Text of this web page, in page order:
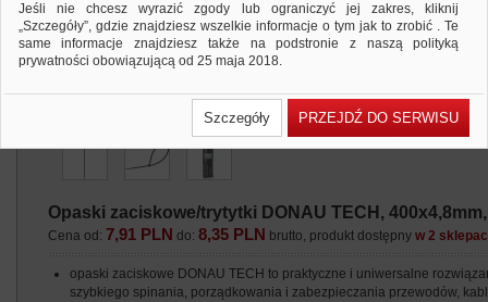
Opaski zaciskowe/trytytki DONAU TECH,
Cena od: 7,91 PLN do:8,35 PLN brutto, produkt dostępnyw 2
opaski zaciskowe DONAU TECH to praktyczne i uniwersalne
szybkiego spinania, porządkowania i zabezpieczania przewodów,
Jeśli nie chcesz wyrazić zgody lub ograniczyć jej zakres, kliknij
„Szczegóły”, gdzie znajdziesz wszelkie informacje o tym jak to zrobić . Te
same informacje znajdziesz także na podstronie z naszą polityką
prywatności obowiązującą od 25 maja 2018.
wcześniejsza zgoda której udzieliliście podczas zakładania konta. Każda
Państwa zgoda jest dobrowolna i można ją w dowolnym momencie
Polityka prywatności (rozwiń)
Lista Zaufanych Partnerów (rozwiń)
Szczegóły PRZEJDŹ DO SERWISU